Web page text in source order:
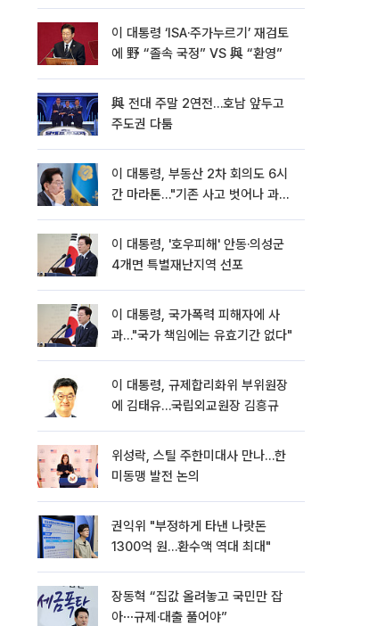
이 대통령 ‘ISA·주가누르기’ 재검토
에 野 “졸속 국정” VS 與 “환영”
與 전대 주말 2연전…호남 앞두고
주도권 다툼
이 대통령, 부동산 2차 회의도 6시
간 마라톤…"기존 사고 벗어나 과감
이 대통령, '호우피해' 안동·의성군
4개면 특별재난지역 선포
이 대통령, 국가폭력 피해자에 사
과…"국가 책임에는 유효기간 없다"
이 대통령, 규제합리화위 부위원장
에 김태유…국립외교원장 김흥규
위성락, 스틸 주한미대사 만나…한
미동맹 발전 논의
권익위 "부정하게 타낸 나랏돈
1300억 원…환수액 역대 최대"
장동혁 “집값 올려놓고 국민만 잡
아⋯규제·대출 풀어야”